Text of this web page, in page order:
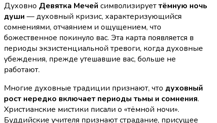
Духовно Девятка Мечей символизируеттёмную ночь
души — духовный кризис, характеризующийся
сомнениями, отчаянием и ощущением, что
божественное покинуло вас. Эта карта появляется в
периоды экзистенциальной тревоги, когда духовные
убеждения, прежде утешавшие вас, больше не
работают.
Многие духовные традиции признают, что духовный
рост нередко включает периоды тьмы и сомнения.
Христианские мистики писали о «тёмной ночи».
Буддийские учителя признают страдание, присущее